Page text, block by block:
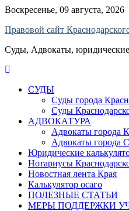
Skip
content
Воскресенье, 09 августа, 2026
Правовой сайт
Суды, Адвокаты,
СУДЫ
Суды города
Суды
АДВОКАТУРА
Адвокаты города
Адвокаты города
Юридические
Нотариусы
Новостная лента Края
Калькулятор осаго
ПОЛЕЗНЫЕ СТАТЬИ
МЕРЫ ПОДДЕРЖКИ